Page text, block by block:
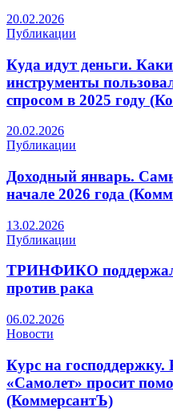
20.02.2026
Публикации
Куда идут деньги.
инструменты
спросом в 2025 году
20.02.2026
Публикации
Доходный январь.
начале 2026 года
13.02.2026
Публикации
ТРИНФИКО
против рака
06.02.2026
Новости
Курс на
«Самолет» просит
(КоммерсантЪ)